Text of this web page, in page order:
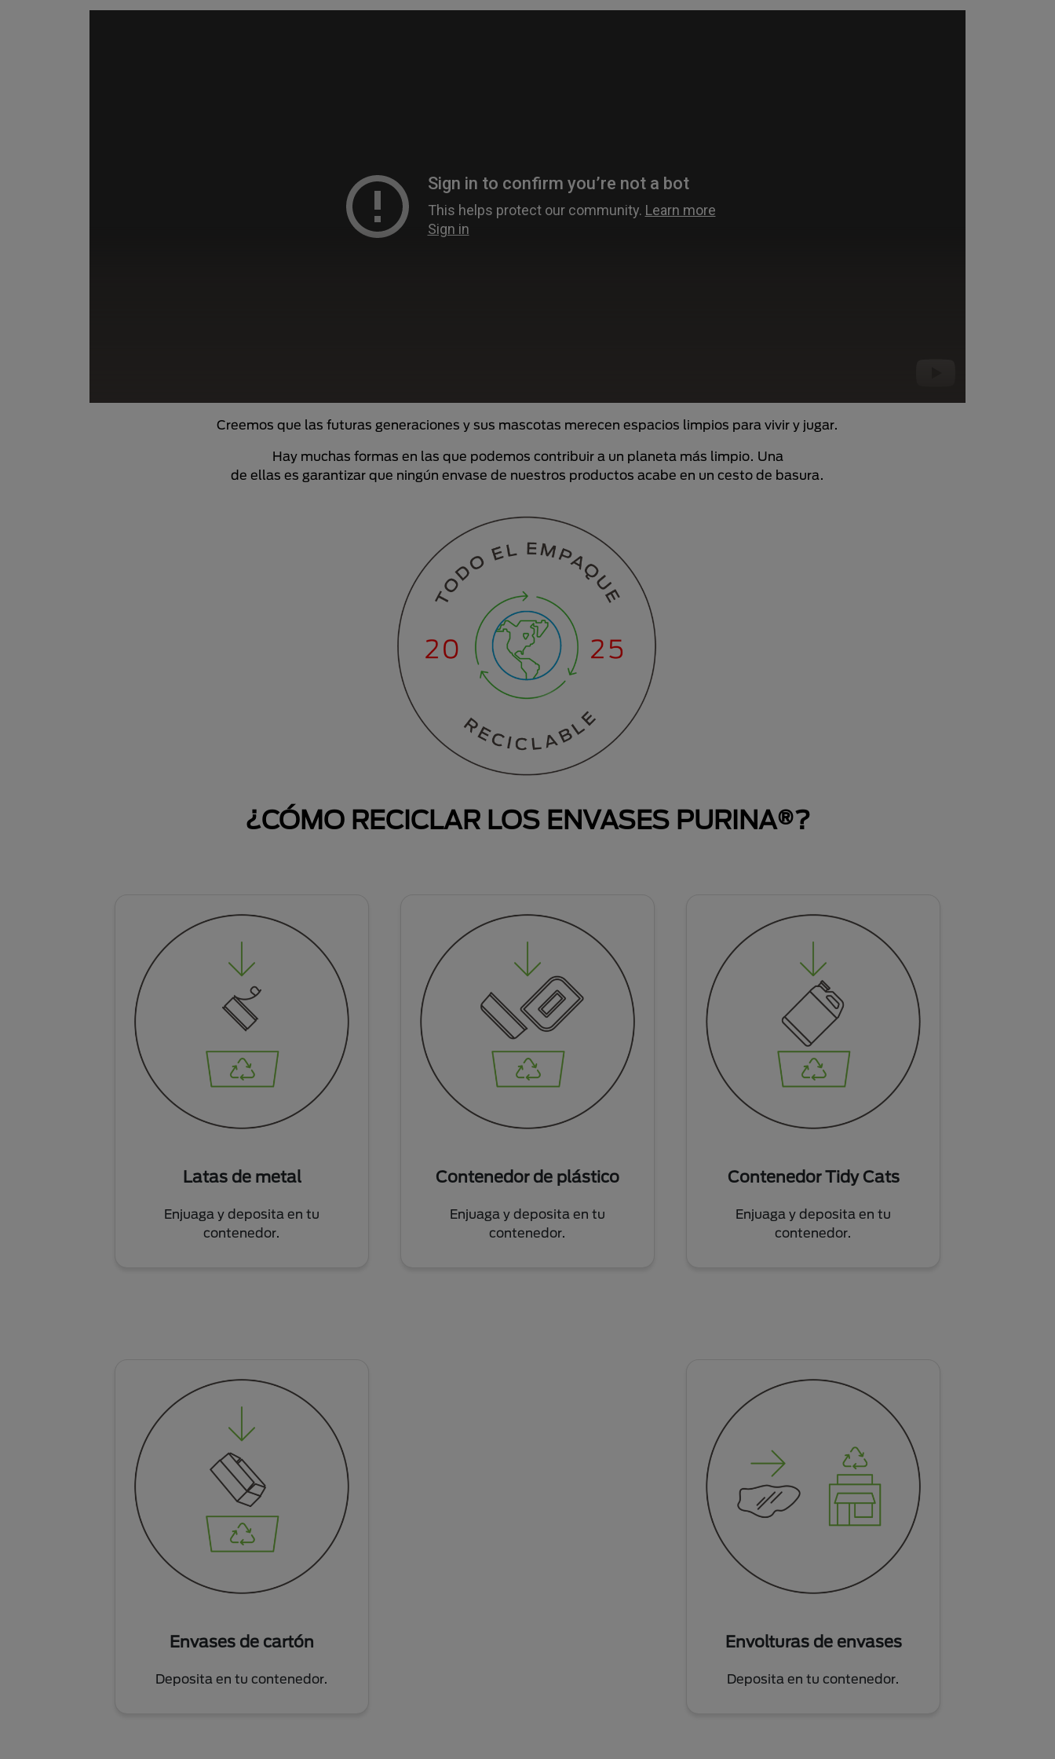
Creemos que las futuras generaciones y sus mascotas merecen espacios limpios para vivir y jugar.
Hay muchas formas en las que podemos contribuir a un planeta más limpio. Una
de ellas es garantizar que ningún envase de nuestros productos acabe en un cesto de basura.
¿CÓMO RECICLAR LOS ENVASES PURINA®?
Latas de metal
Enjuaga y deposita en tu
contenedor.
Contenedor de plástico
Enjuaga y deposita en tu
contenedor.
Contenedor Tidy Cats
Enjuaga y deposita en tu
contenedor.
Envases de cartón
Deposita en tu contenedor.
Envolturas de envases
Deposita en tu contenedor.